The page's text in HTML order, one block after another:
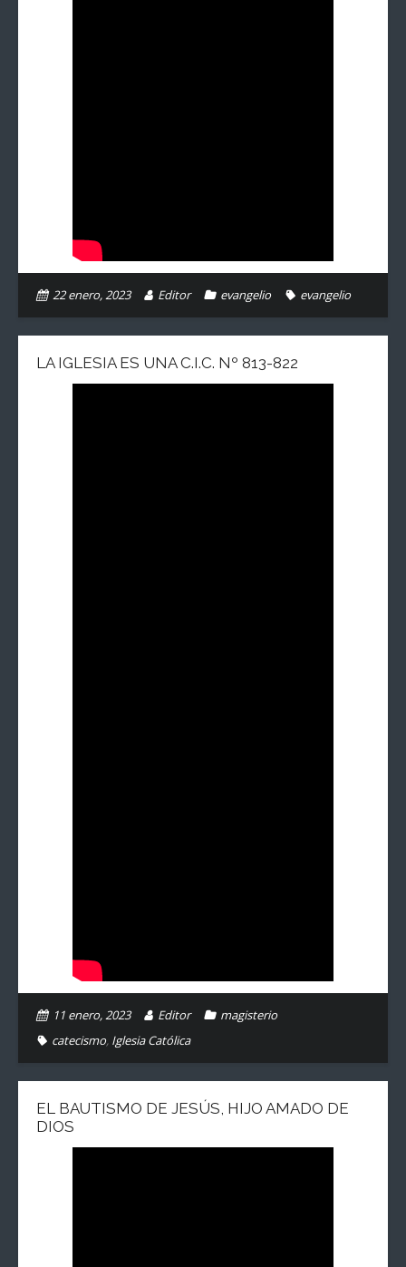
22 enero, 2023 Editor evangelio evangelio
LA IGLESIA ES UNA C.I.C. Nº 813-822
11 enero, 2023 Editor
magisterio
catecismo, Iglesia Católica
EL BAUTISMO DE JESÚS, HIJO AMADO DE
DIOS